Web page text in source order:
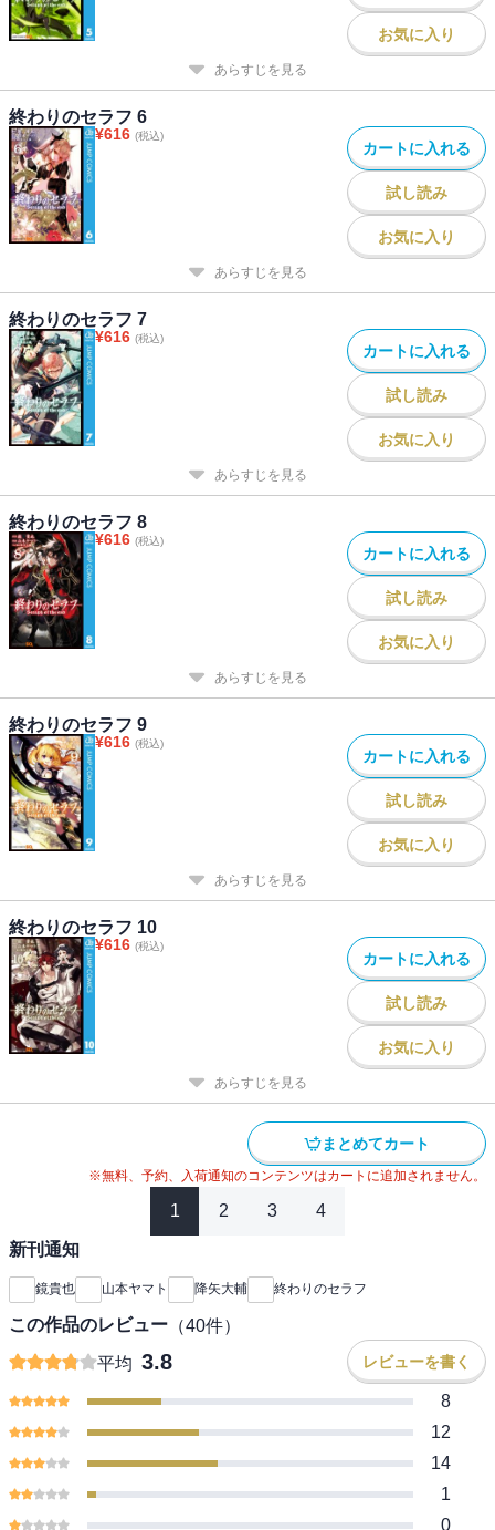
お気に入り
あらすじを見る
終わりのセラフ 6
¥616 (税込)
カートに入れる
試し読み
お気に入り
あらすじを見る
終わりのセラフ 7
¥616 (税込)
カートに入れる
試し読み
お気に入り
あらすじを見る
終わりのセラフ 8
¥616 (税込)
カートに入れる
試し読み
お気に入り
あらすじを見る
終わりのセラフ 9
¥616 (税込)
カートに入れる
試し読み
お気に入り
あらすじを見る
終わりのセラフ 10
¥616 (税込)
カートに入れる
試し読み
お気に入り
あらすじを見る
まとめてカート
※無料、予約、入荷通知のコンテンツはカートに追加されません。
1 2 3 4
新刊通知
鏡貴也 山本ヤマト 降矢大輔 終わりのセラフ
この作品のレビュー （40件）
平均 3.8 レビューを書く
8
12
14
1
0